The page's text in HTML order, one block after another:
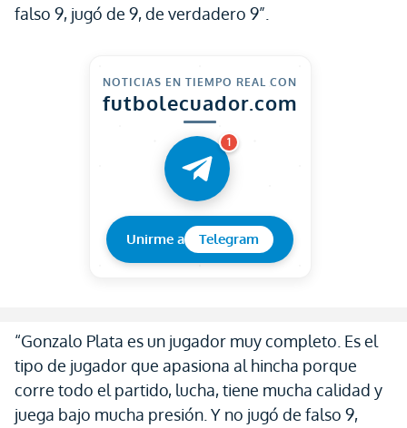
falso 9, jugó de 9, de verdadero 9”.
NOTICIAS EN TIEMPO REAL CON
futbolecuador.com
1
Unirme a Telegram
“Gonzalo Plata es un jugador muy completo. Es el
tipo de jugador que apasiona al hincha porque
corre todo el partido, lucha, tiene mucha calidad y
juega bajo mucha presión. Y no jugó de falso 9,